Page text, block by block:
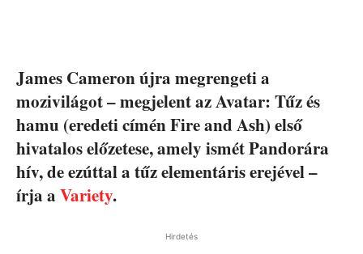
James Cameron újra megrengeti a
mozivilágot – megjelent az Avatar: Tűz és
hamu (eredeti címén Fire and Ash) első
hivatalos előzetese, amely ismét Pandorára
hív, de ezúttal a tűz elementáris erejével –
írja a Variety.
Hirdetés